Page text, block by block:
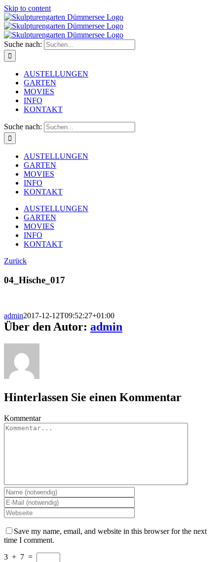
Skip to content
Suche nach:
AUSTELLUNGEN
GARTEN
MOVIES
INFO
KONTAKT
Suche nach:
AUSTELLUNGEN
GARTEN
MOVIES
INFO
KONTAKT
AUSTELLUNGEN
GARTEN
MOVIES
INFO
KONTAKT
Zurück
04_Hische_017
admin2017-12-12T09:52:27+01:00
Über den Autor: admin
Hinterlassen Sie einen Kommentar
Kommentar
Save my name, email, and website in this browser for the next
time I comment.
3 + 7 =